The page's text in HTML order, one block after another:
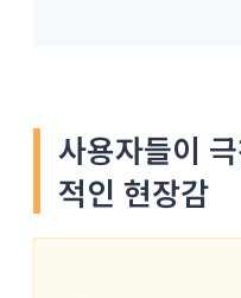
사용자들이
적인 현장감